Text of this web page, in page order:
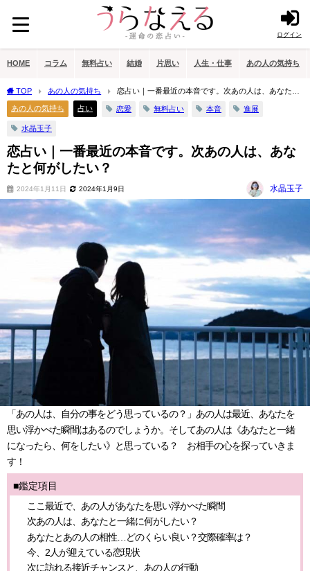
ログイン
HOME コラム 無料占い 結婚 片思い 人生・仕事 あの人の気持ち
TOP あの人の気持ち
恋占い｜一番最近の本音です。次あの人は、あなたと
何がしたい？
あの人の気持ち 占い 恋愛 無料占い 本音 進展
水晶玉子
恋占い｜一番最近の本音です。次あの人は、あな
たと何がしたい？
2024年1月11日 2024年1月9日 水晶玉子
「あの人は、自分の事をどう思っているの？」あの人は最近、あなたを
思い浮かべた瞬間はあるのでしょうか。そしてあの人は《あなたと一緒
になったら、何をしたい》と思っている？ お相手の心を探っていきま
す！
■鑑定項目
ここ最近で、あの人があなたを思い浮かべた瞬間
次あの人は、あなたと一緒に何がしたい？
あなたとあの人の相性…どのくらい良い？交際確率は？
今、2人が迎えている恋現状
次に訪れる接近チャンスと、あの人の行動